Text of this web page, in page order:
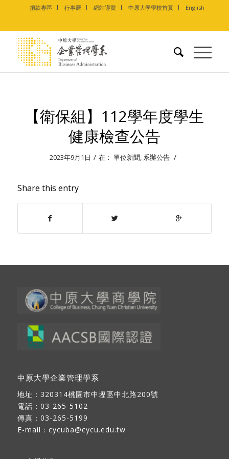
捐款專區 行事曆 網站導覽 中原大學學校首頁 English
【衛保組】112學年度學生
健康檢查公告
2023年9月1日 / 在：單位新聞, 系辦公告 /
Share this entry
中原大學企業管理學系
地址： 320314桃園市中壢區中北路200號
電話：03-265-5102
傳真：03-265-5199
E-mail： cycuba@cycu.edu.tw